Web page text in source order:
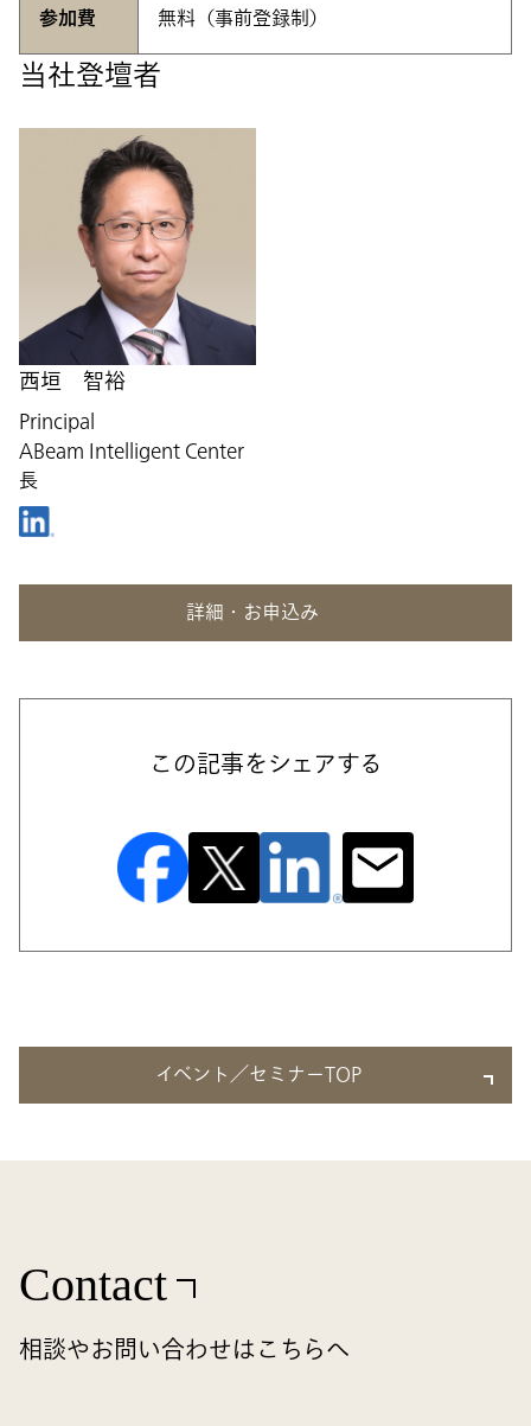
参加費 無料（事前登録制）
当社登壇者
西垣 智裕
Principal
ABeam Intelligent Center
長
詳細・お申込み
この記事をシェアする
イベント／セミナーTOP
Contact
相談やお問い合わせはこちらへ